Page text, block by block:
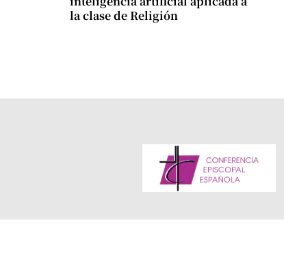
la clase de Religión